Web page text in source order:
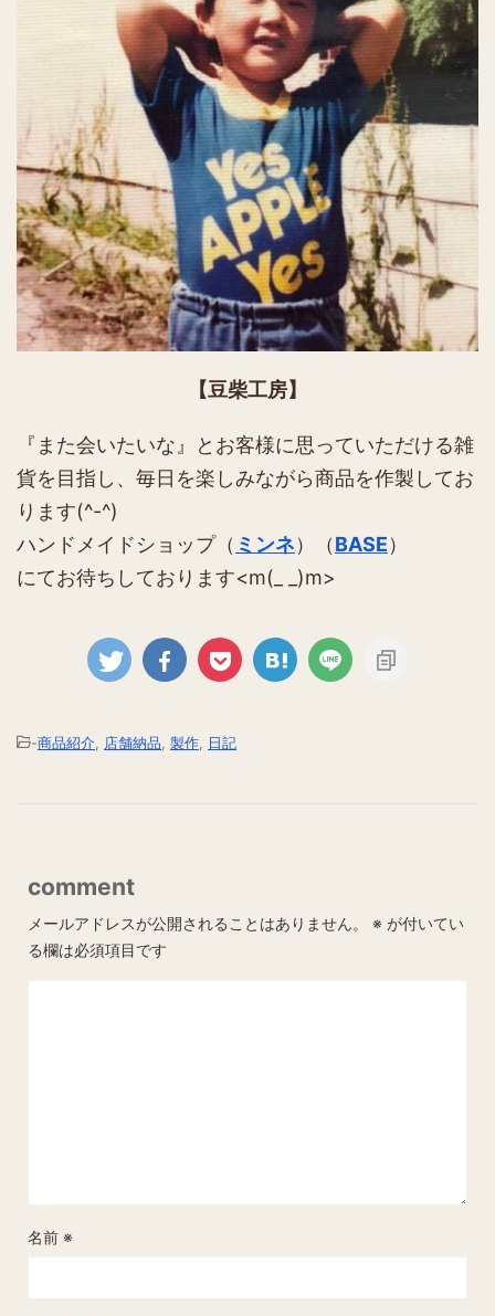
【豆柴工房】
『また会いたいな』とお客様に思っていただける雑
貨を目指し、毎日を楽しみながら商品を作製してお
ります(^-^)
ハンドメイドショップ（ ミンネ）（BASE）
にてお待ちしております<m(_ _)m>
-商品紹介 店舗納品 製作 日記
comment
メールアドレスが公開されることはありません。 ※ が付いてい
る欄は必須項目です
名前 ※